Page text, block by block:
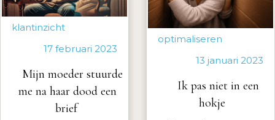
klantinzicht
17 februari 2023
Mijn moeder stuurde
me na haar dood een
brief
optimaliseren
13 januari 2023
Ik pas niet in een
hokje